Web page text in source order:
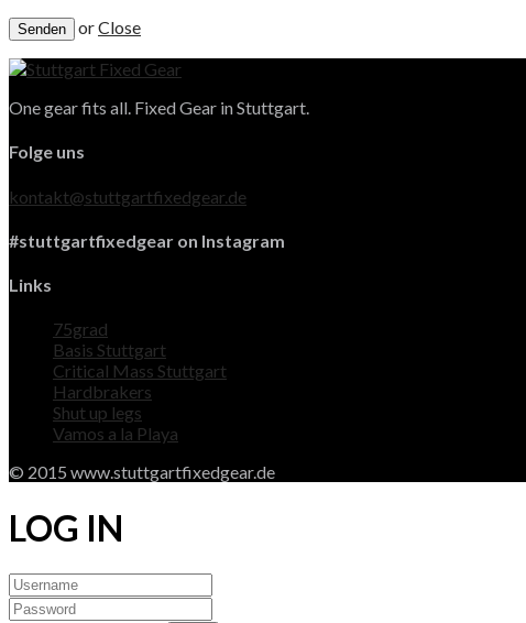
orClose
One gear fits all. Fixed Gear in Stuttgart.
Folge uns
kontakt@stuttgartfixedgear.de
#stuttgartfixedgear on Instagram
Links
75grad
Basis Stuttgart
Critical Mass Stuttgart
Hardbrakers
Shut up legs
Vamos a la Playa
© 2015 www.stuttgartfixedgear.de
LOG IN